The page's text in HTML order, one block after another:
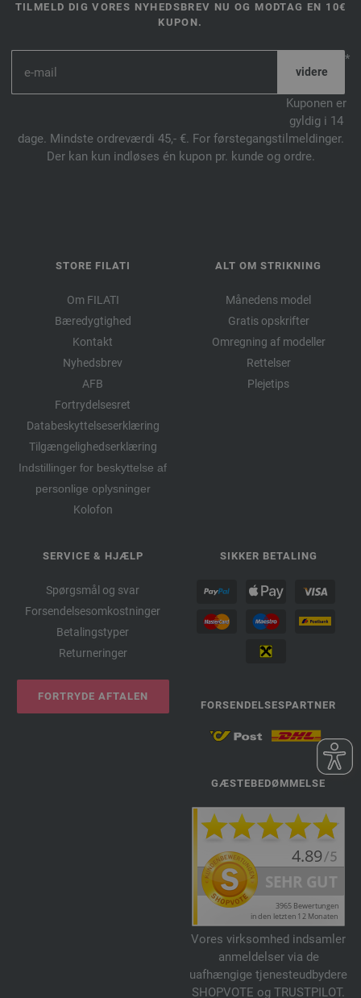
TILMELD DIG VORES NYHEDSBREV NU OG MODTAG EN 10€
KUPON.
*
Kuponen er
gyldig i 14
dage. Mindste ordreværdi 45,- €. For førstegangstilmeldinger.
Der kan kun indløses én kupon pr. kunde og ordre.
STORE FILATI
Om FILATI
Bæredygtighed
Kontakt
Nyhedsbrev
AFB
Fortrydelsesret
Databeskyttelseserklæring
Tilgængelighedserklæring
Indstillinger for beskyttelse af
personlige oplysninger
Kolofon
ALT OM STRIKNING
Månedens model
Gratis opskrifter
Omregning af modeller
Rettelser
Plejetips
SERVICE & HJÆLP
Spørgsmål og svar
Forsendelsesomkostninger
Betalingstyper
Returneringer
FORTRYDE AFTALEN
SIKKER BETALING
FORSENDELSESPARTNER
GÆSTEBEDØMMELSE
Vores virksomhed indsamler
anmeldelser via de
uafhængige tjenesteudbydere
SHOPVOTE og TRUSTPILOT.